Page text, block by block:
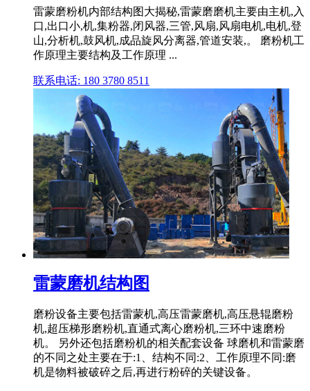
雷蒙磨粉机内部结构图大揭秘,雷蒙磨磨机主要由主机,入
口,出口小,机,集粉器,闭风器,三管,风扇,风扇电机,电机,登
山,分析机,鼓风机,成品旋风分离器,管道安装,。 磨粉机工
作原理主要结构及工作原理 ...
联系电话: 180 3780 8511
雷蒙磨机结构图
磨粉设备主要包括雷蒙机,高压雷蒙磨机,高压悬辊磨粉
机,超压梯形磨粉机,直通式离心磨粉机,三环中速磨粉
机。 另外还包括磨粉机的相关配套设备 球磨机和雷蒙磨
的不同之处主要在于:1、结构不同:2、工作原理不同:磨
机是物料被破碎之后,再进行粉碎的关键设备。